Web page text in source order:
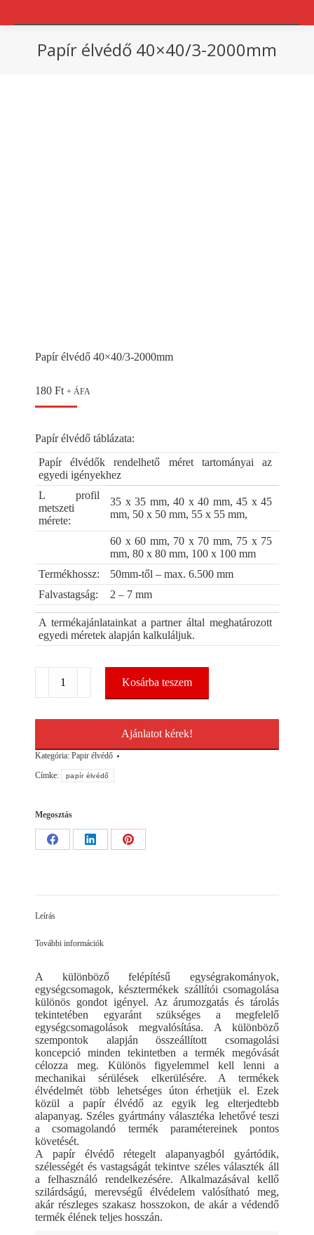
Papír élvédő 40×40/3-2000mm
Papír élvédő 40×40/3-2000mm
180 Ft + ÁFA
Papír élvédő táblázata:
Papír élvédők rendelhető méret tartományai az
egyedi igényekhez
L profil
metszeti
mérete:
35 x 35 mm, 40 x 40 mm, 45 x 45
mm, 50 x 50 mm, 55 x 55 mm,
60 x 60 mm, 70 x 70 mm, 75 x 75
mm, 80 x 80 mm, 100 x 100 mm
Termékhossz:
50mm-től – max. 6.500 mm
Falvastagság:
2 – 7 mm
A termékajánlatainkat a partner által meghatározott
egyedi méretek alapján kalkuláljuk.
élvédő
40x40/3-
mennyiség
Kosárba teszem
Ajánlatot kérek!
Kategória: Papir élvédő
Címke:
papír élvédő
Megosztás
Share
Share
Share
Leírás
További információk
A különböző felépítésű egységrakományok,
egységcsomagok, késztermékek szállítói csomagolása
különös gondot igényel. Az árumozgatás és tárolás
tekintetében egyaránt szükséges a megfelelő
egységcsomagolások megvalósítása. A különböző
szempontok alapján összeállított csomagolási
koncepció minden tekintetben a termék megóvását
célozza meg. Különös figyelemmel kell lenni a
mechanikai sérülések elkerülésére. A termékek
élvédelmét több lehetséges úton érhetjük el. Ezek
közül a papír élvédő az egyik leg elterjedtebb
alapanyag. Széles gyártmány választéka lehetővé teszi
a csomagolandó termék paramétereinek pontos
követését.
A papír élvédő rétegelt alapanyagból gyártódik,
szélességét és vastagságát tekintve széles választék áll
a felhasználó rendelkezésére. Alkalmazásával kellő
szilárdságú, merevségű élvédelem valósítható meg,
akár részleges szakasz hosszokon, de akár a védendő
termék élének teljes hosszán.